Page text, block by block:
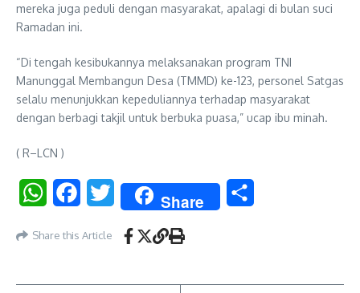
mereka juga peduli dengan masyarakat, apalagi di bulan suci
Ramadan ini.
“Di tengah kesibukannya melaksanakan program TNI
Manunggal Membangun Desa (TMMD) ke-123, personel Satgas
selalu menunjukkan kepeduliannya terhadap masyarakat
dengan berbagi takjil untuk berbuka puasa,” ucap ibu minah.
( R–LCN )
WhatsAppFacebookTwitter Share
Share this Article